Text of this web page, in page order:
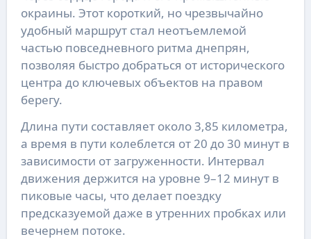
окраины. Этот короткий, но чрезвычайно
удобный маршрут стал неотъемлемой
частью повседневного ритма днепрян,
позволяя быстро добраться от исторического
центра до ключевых объектов на правом
берегу.
Длина пути составляет около 3,85 километра,
а время в пути колеблется от 20 до 30 минут в
зависимости от загруженности. Интервал
движения держится на уровне 9–12 минут в
пиковые часы, что делает поездку
предсказуемой даже в утренних пробках или
вечернем потоке.